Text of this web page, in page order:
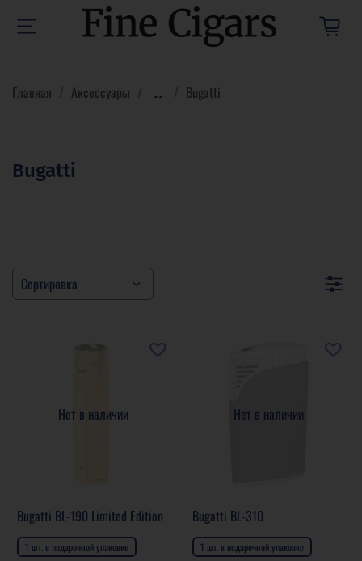
Главная Аксессуары ... Bugatti
Bugatti
Нет в наличии
Bugatti BL-190 Limited Edition
1 шт. в подарочной упаковке
Нет в наличии
Bugatti BL-310
1 шт. в подарочной упаковке